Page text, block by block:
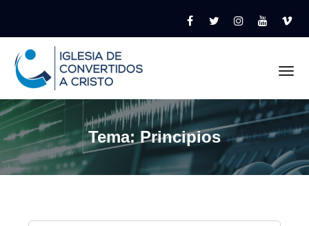
Tema: Principios